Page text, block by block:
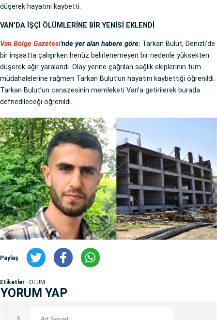
düşerek hayatını kaybetti.
VAN’DA İŞÇİ ÖLÜMLERİNE BİR YENİSİ EKLENDİ
Van Bölge Gazetesi'nde yer alan habere göre; Tarkan Bulut, Denizli’de
bir inşaatta çalışırken henüz belirlenemeyen bir nedenle yüksekten
düşerek ağır yaralandı. Olay yerine çağrılan sağlık ekiplerinin tüm
müdahalelerine rağmen Tarkan Bulut’un hayatını kaybettiği öğrenildi.
Tarkan Bulut’un cenazesinin memleketi Van’a getirilerek burada
defnedileceği öğrenildi.
Paylaş
Etiketler : ÖLÜM
YORUM YAP